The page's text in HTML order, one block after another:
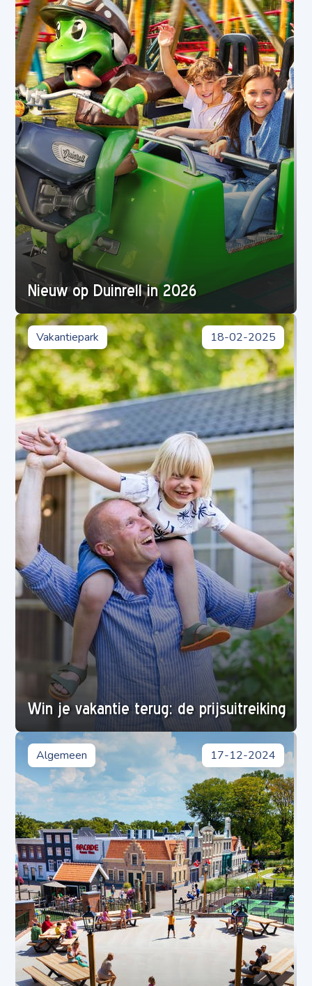
Nieuw op Duinrell in 2026
Win je vakantie terug: de prijsuitreiking
Vakantiepark 18-02-2025
Algemeen 17-12-2024